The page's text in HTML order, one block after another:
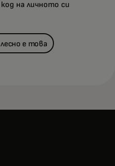
на личното си
е това